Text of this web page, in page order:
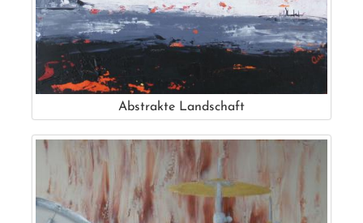
Abstrakte Landschaft